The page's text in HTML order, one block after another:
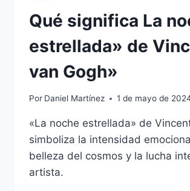
Qué significa La
estrellada» de
van Gogh»
Por Daniel Martínez 1 de mayo de
«La noche estrellada» de
simboliza la intensidad
belleza del cosmos y la lucha
artista.